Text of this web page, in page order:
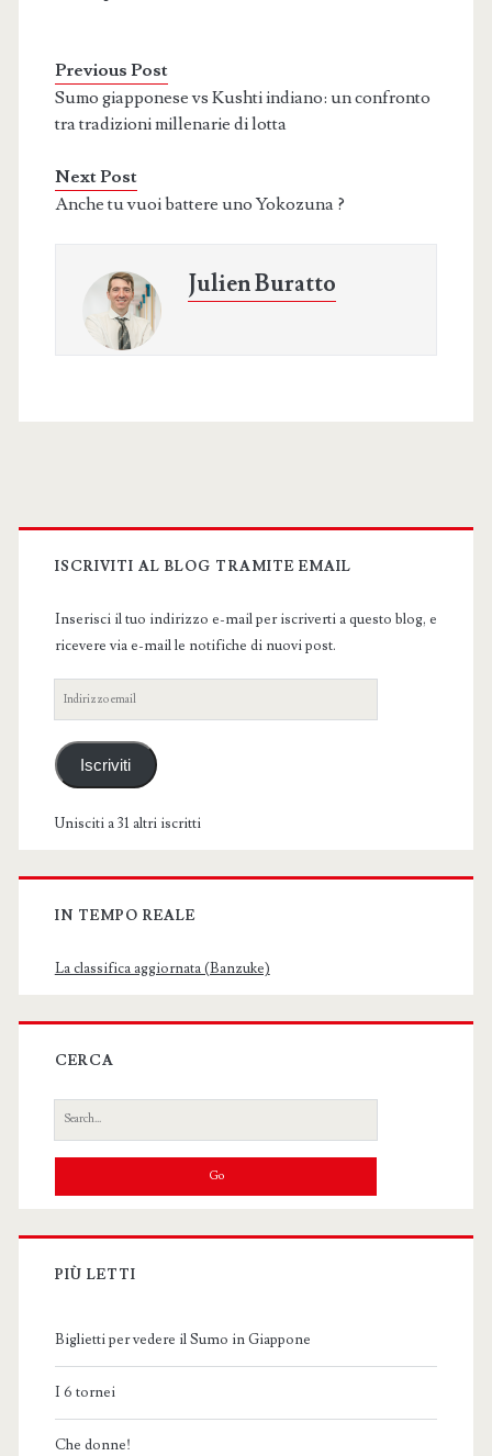
Previous Post
Sumo giapponese vs Kushti indiano: un confronto
tra tradizioni millenarie di lotta
Next Post
Anche tu vuoi battere uno Yokozuna ?
Julien Buratto
Primary
Sidebar
ISCRIVITI AL BLOG TRAMITE EMAIL
Inserisci il tuo indirizzo e-mail per iscriverti a questo blog, e
ricevere via e-mail le notifiche di nuovi post.
Indirizzo
email
Iscriviti
Unisciti a 31 altri iscritti
IN TEMPO REALE
La classifica aggiornata (Banzuke)
CERCA
Search
for:
PIÙ LETTI
Biglietti per vedere il Sumo in Giappone
I 6 tornei
Che donne!